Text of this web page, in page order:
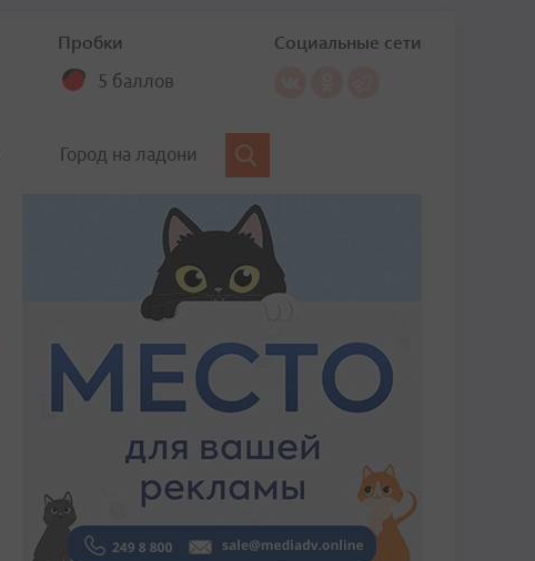
Пробки
5 баллов
Социальные сети
Город на ладони